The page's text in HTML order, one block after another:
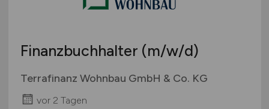
Finanzbuchhalter (m/w/d)
Terrafinanz Wohnbau GmbH & Co. KG
vor 2 Tagen